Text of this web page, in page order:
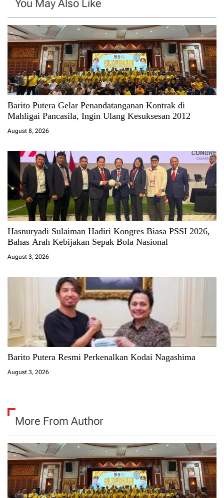
You May Also Like
Barito Putera Gelar Penandatanganan Kontrak di
Mahligai Pancasila, Ingin Ulang Kesuksesan 2012
August 8, 2026
Hasnuryadi Sulaiman Hadiri Kongres Biasa PSSI 2026,
Bahas Arah Kebijakan Sepak Bola Nasional
August 3, 2026
Barito Putera Resmi Perkenalkan Kodai Nagashima
August 3, 2026
More From Author